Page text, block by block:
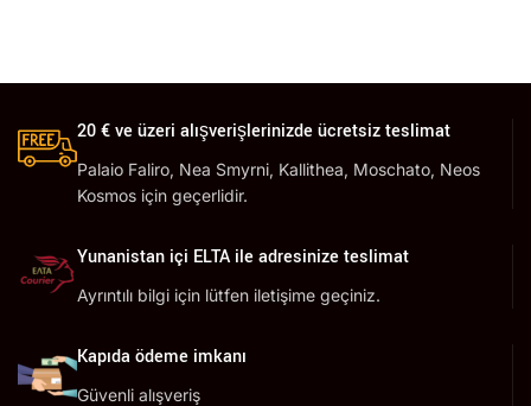
20 € ve üzeri alışverişlerinizde ücretsiz teslimat
Palaio Faliro, Nea Smyrni, Kallithea, Moschato, Neos
Kosmos için geçerlidir.
Yunanistan içi ELTA ile adresinize teslimat
Ayrıntılı bilgi için lütfen iletişime geçiniz.
Kapıda ödeme imkanı
Güvenli alışveriş